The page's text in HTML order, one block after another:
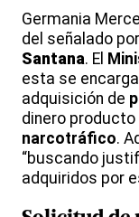
Germania
del señalado por
Santana. El
esta se
adquisición de
dinero
narcotráfico.
“buscando
adquiridos por